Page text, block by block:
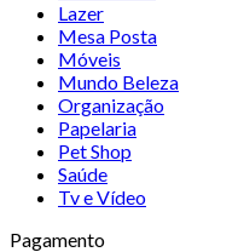
Lazer
Mesa Posta
Móveis
Mundo Beleza
Organização
Papelaria
Pet Shop
Saúde
Tv e Vídeo
Pagamento